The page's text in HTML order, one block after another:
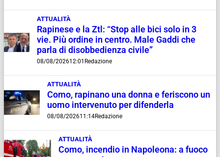
ATTUALITÀ
Rapinese e la Ztl: “Stop alle bici solo in 3
vie. Più ordine in centro. Male Gaddi che
parla di disobbedienza civile”
08/08/202612:01 Redazione
ATTUALITÀ
Como, rapinano una donna e feriscono un
uomo intervenuto per difenderla
08/08/202611:14Redazione
ATTUALITÀ
Como, incendio in Napoleona: a fuoco